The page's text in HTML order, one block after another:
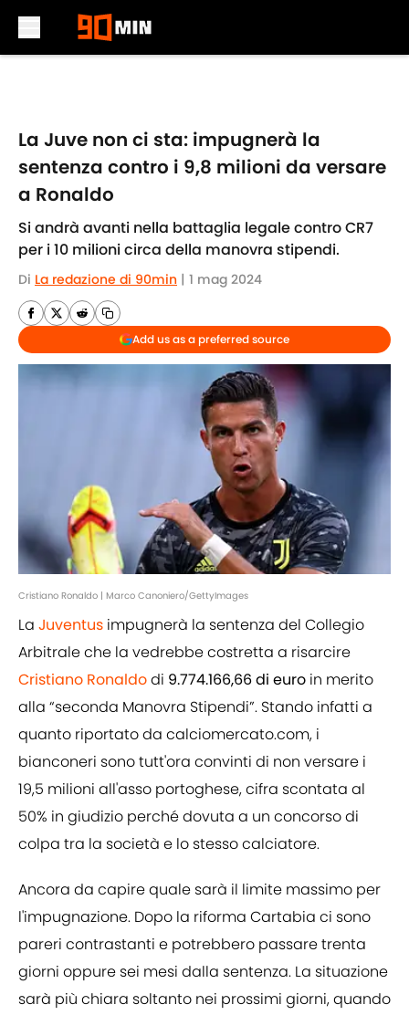
La Juve non ci sta: impugnerà la
sentenza contro i 9,8 milioni da versare
a Ronaldo
Si andrà avanti nella battaglia legale contro CR7
per i 10 milioni circa della manovra stipendi.
Di La redazione di 90min | 1 mag 2024
Add us as a preferred source
Cristiano Ronaldo | Marco Canoniero/GettyImages
La Juventus impugnerà la sentenza del Collegio
Arbitrale che la vedrebbe costretta a risarcire
Cristiano Ronaldodi 9.774.166,66 di euro in merito
alla “seconda Manovra Stipendi”. Stando infatti a
quanto riportato da calciomercato.com, i
bianconeri sono tutt'ora convinti di non versare i
19,5 milioni all'asso portoghese, cifra scontata al
50% in giudizio perché dovuta a un concorso di
colpa tra la società e lo stesso calciatore.
Ancora da capire quale sarà il limite massimo per
l'impugnazione. Dopo la riforma Cartabia ci sono
pareri contrastanti e potrebbero passare trenta
giorni oppure sei mesi dalla sentenza. La situazione
sarà più chiara soltanto nei prossimi giorni, quando